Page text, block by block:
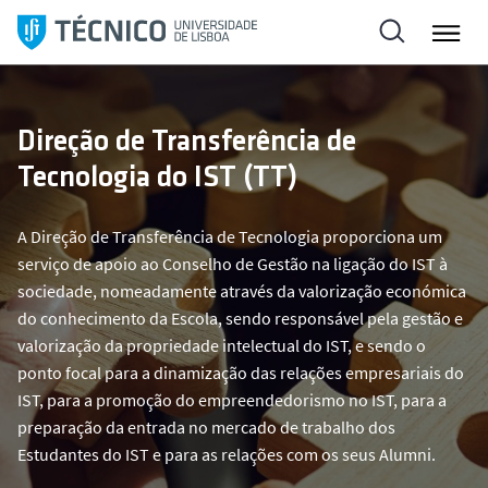
l
c
n
Direção de Transferência de
Tecnologia do IST (TT)
A Direção de Transferência de Tecnologia proporciona um
serviço de apoio ao Conselho de Gestão na ligação do IST à
sociedade, nomeadamente através da valorização económica
do conhecimento da Escola, sendo responsável pela gestão e
valorização da propriedade intelectual do IST, e sendo o
ponto focal para a dinamização das relações empresariais do
IST, para a promoção do empreendedorismo no IST, para a
preparação da entrada no mercado de trabalho dos
Estudantes do IST e para as relações com os seus Alumni.